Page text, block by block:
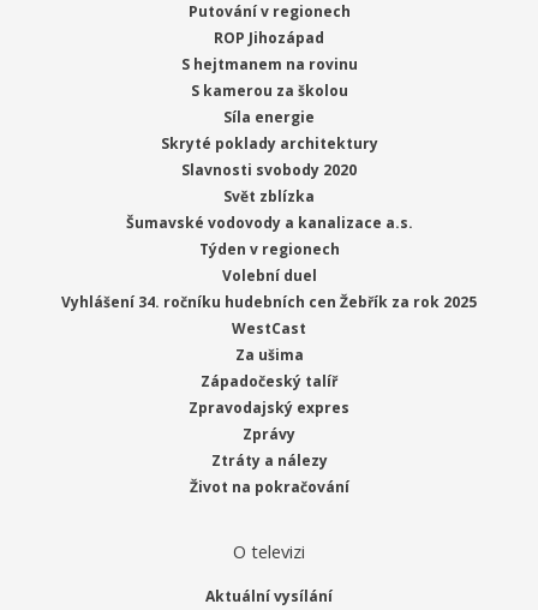
Putování v regionech
ROP Jihozápad
S hejtmanem na rovinu
S kamerou za školou
Síla energie
Skryté poklady architektury
Slavnosti svobody 2020
Svět zblízka
Šumavské vodovody a kanalizace a.s.
Týden v regionech
Volební duel
Vyhlášení 34. ročníku hudebních cen Žebřík za rok 2025
WestCast
Za ušima
Západočeský talíř
Zpravodajský expres
Zprávy
Ztráty a nálezy
Život na pokračování
O televizi
Aktuální vysílání